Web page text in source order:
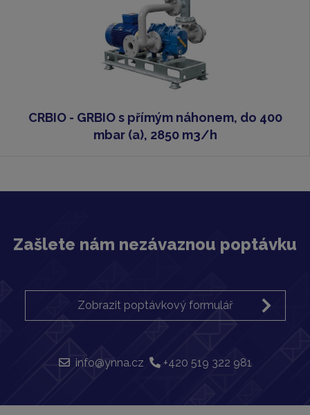
CRBIO - GRBIO s přímým náhonem, do 400
mbar (a), 2850 m3/h
Zašlete nám nezávaznou poptávku
Zobrazit poptávkový formulář
info@ynna.cz +420 519 322 981